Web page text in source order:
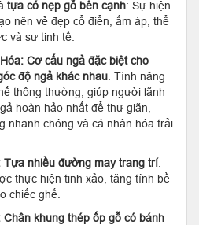
tựa có nẹp gỗ bên cạnh: Sự hiện
nên vẻ đẹp cổ điển, ấm áp, thể
và sự tinh tế.
Cơ cấu ngả đặc biệt cho
độ ngả khác nhau . Tính năng
thông thường, giúp người lãnh
hoàn hảo nhất để thư giãn,
nhanh chóng và cá nhân hóa trải
Tựa nhiều đường may trang trí
thực hiện tinh xảo, tăng tính bề
chiếc ghế.
Chân khung thép ốp gỗ có bánh